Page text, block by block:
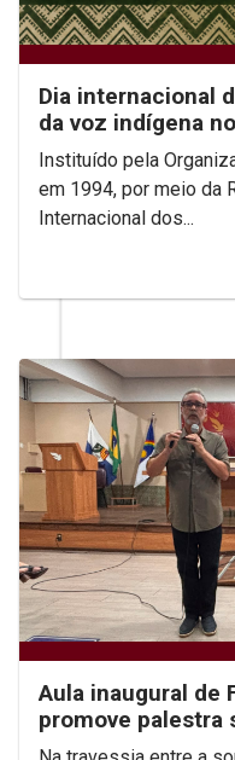
Dia internacional
da voz indígena
Instituído pela
em 1994, por meio da
Internacional dos...
Aula inaugural de
promove palestra